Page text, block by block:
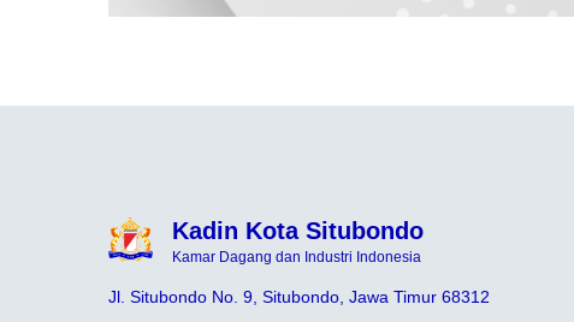
Kadin Kota Situbondo
Kamar Dagang dan Industri Indonesia
Jl. Situbondo No. 9, Situbondo, Jawa Timur 68312